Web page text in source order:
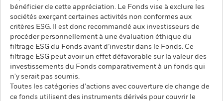
bénéficier de cette appréciation. Le Fonds vise à exclure les
sociétés exerçant certaines activités non conformes aux
critères ESG. Il est donc recommandé aux investisseurs de
procéder personnellement à une évaluation éthique du
filtrage ESG du Fonds avant d’investir dans le Fonds. Ce
filtrage ESG peut avoir un effet défavorable sur la valeur des
investissements du Fonds comparativement à un fonds qui
n'y serait pas soumis.
Toutes les catégories d’actions avec couverture de change de
ce fonds utilisent des instruments dérivés pour couvrir le